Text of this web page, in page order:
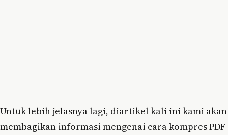
Untuk lebih jelasnya lagi, diartikel kali ini kami akan
membagikan informasi mengenai cara kompres PDF